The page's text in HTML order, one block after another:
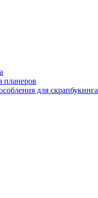
планеров
для скрапбукинга